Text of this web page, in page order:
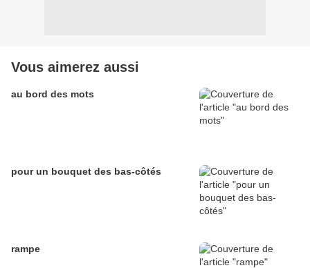
Vous aimerez aussi
au bord des mots
pour un bouquet des bas-côtés
rampe